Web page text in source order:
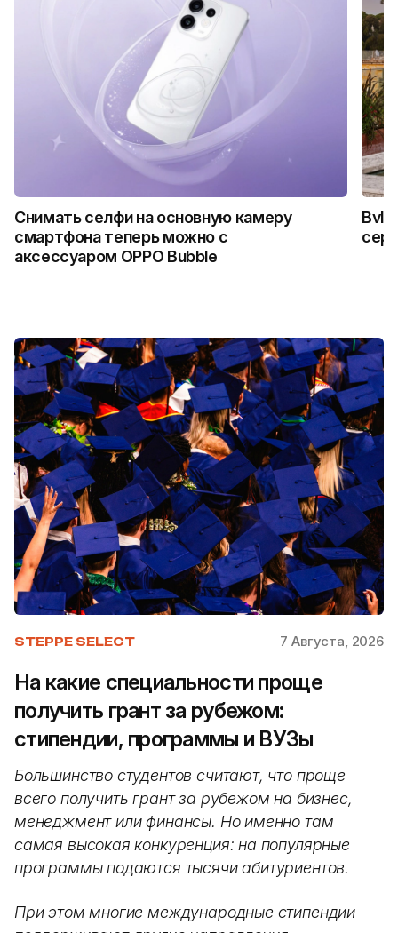
Снимать селфи на основную камеру
смартфона теперь можно с
аксессуаром OPPO Bubble
STEPPE SELECT 7 Августа, 2026
На какие специальности проще
получить грант за рубежом:
стипендии, программы и ВУЗы
Большинство студентов считают, что проще
всего получить грант за рубежом на бизнес,
менеджмент или финансы. Но именно там
самая высокая конкуренция: на популярные
программы подаются тысячи абитуриентов.
При этом многие международные стипендии